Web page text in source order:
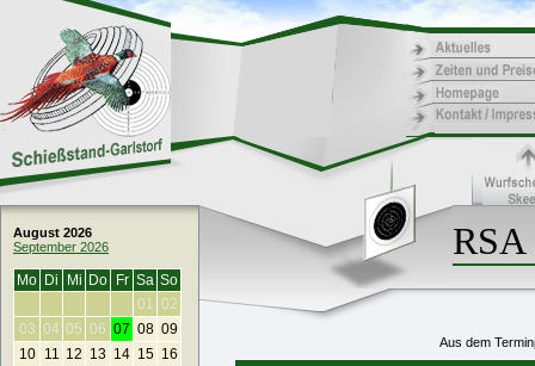
August 2026
September 2026
Mo Di Mi Do Fr Sa So
01 02
03 04 05 06 07 08 09
10
11 12 13 14 15 16
RSA
Aus dem